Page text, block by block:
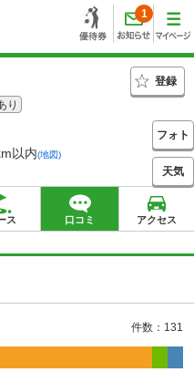
1
登録
り
以内(地図)
フォト
天気
ス 口コミ アクセス
件数：131